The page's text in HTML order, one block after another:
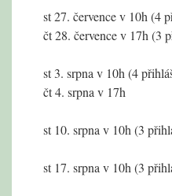
st 27. července v 10h (4
čt 28. července v 17h (3
st 3. srpna v 10h (4
čt 4. srpna v 17h
st 10. srpna v 10h (3
st 17. srpna v 10h (3